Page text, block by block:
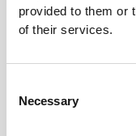
provided to them or
of their services.
Selection
Necessary
Once the customer's
deadline of one working
Madeira and the